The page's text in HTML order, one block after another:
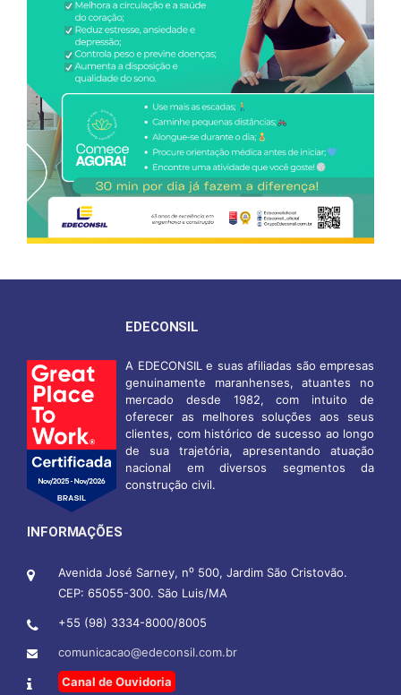
EDECONSIL
A EDECONSIL e suas afiliadas são empresas
genuinamente maranhenses, atuantes no
mercado desde 1982, com intuito de
oferecer as melhores soluções aos seus
clientes, com histórico de sucesso ao longo
de sua trajetória, apresentando atuação
nacional em diversos segmentos da
construção civil.
INFORMAÇÕES
Avenida José Sarney, n⁰ 500, Jardim São Cristovão.
CEP: 65055-300. São Luis/MA
+55 (98) 3334-8000/8005
comunicacao@edeconsil.com.br
Canal de Ouvidoria